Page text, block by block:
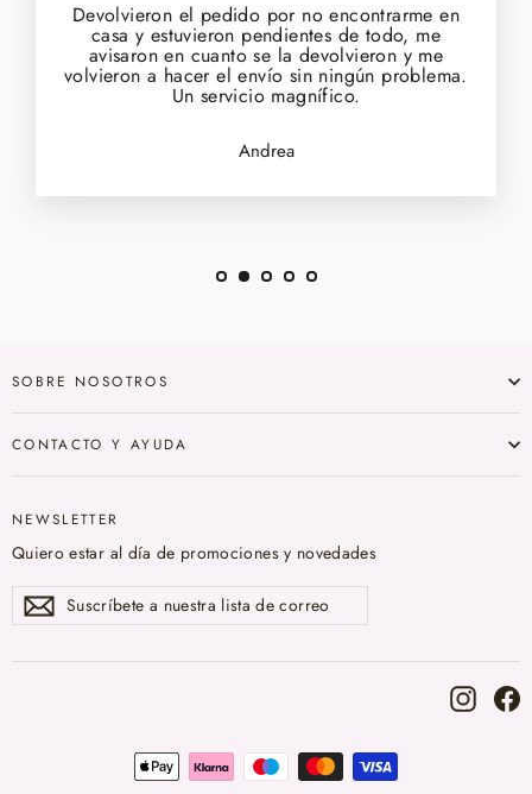
Devolvieron el pedido por no encontrarme en
casa y estuvieron pendientes de todo, me
avisaron en cuanto se la devolvieron y me
volvieron a hacer el envío sin ningún problema.
Un servicio magnífico.
Andrea
SOBRE NOSOTROS
CONTACTO Y AYUDA
NEWSLETTER
Quiero estar al día de promociones y novedades
Suscríbete
nuestra
Suscribir